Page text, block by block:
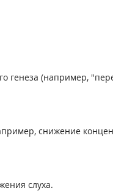
генеза (например,
снижение
слуха.